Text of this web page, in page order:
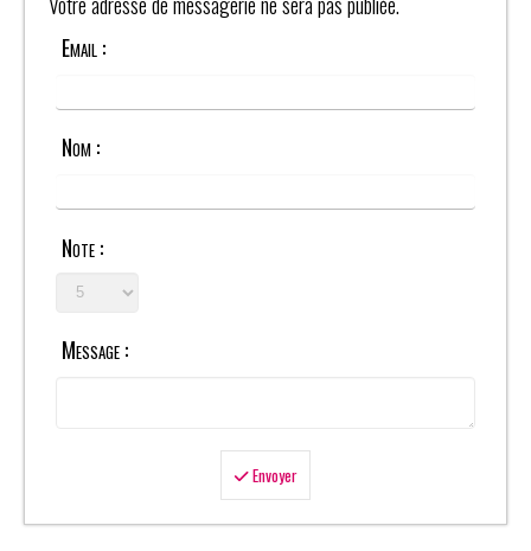
Email :
Nom :
Note :
Message :
Envoyer